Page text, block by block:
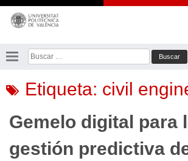
Saltar
contenido
Buscar:
Etiqueta: civil
Gemelo digital para
gestión predictiva